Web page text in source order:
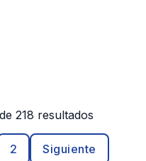
218 resultados
2 Siguiente